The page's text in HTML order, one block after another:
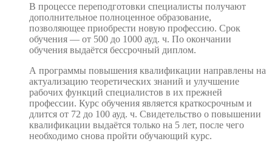
В процессе переподготовки специалисты получают
дополнительное полноценное образование,
позволяющее приобрести новую профессию. Срок
обучения — от 500 до 1000 ауд. ч. По окончании
обучения выдаётся бессрочный диплом.
А программы повышения квалификации направлены на
актуализацию теоретических знаний и улучшение
рабочих функций специалистов в их прежней
профессии. Курс обучения является краткосрочным и
длится от 72 до 100 ауд. ч. Свидетельство о повышении
квалификации выдаётся только на 5 лет, после чего
необходимо снова пройти обучающий курс.